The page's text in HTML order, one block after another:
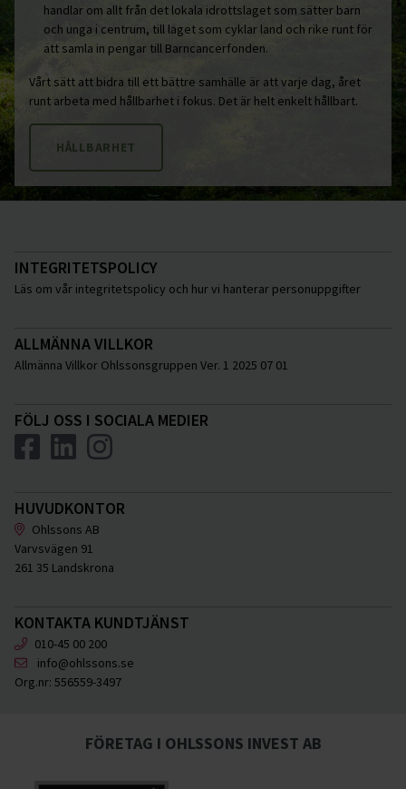
handlar om allt från det lokala idrottslaget som sätter barn
och unga i centrum, till laget som cyklar land och rike runt för
att samla in pengar till Barncancerfonden.
Vårt sätt att bidra till ett bättre samhälle är att varje dag, året
runt arbeta med hållbarhet i fokus. Det är helt enkelt hållbart.
HÅLLBARHET
INTEGRITETSPOLICY
Läs om vår integritetspolicy och hur vi hanterar personuppgifter
ALLMÄNNA VILLKOR
Allmänna Villkor Ohlssonsgruppen Ver. 1 2025 07 01
FÖLJ OSS I SOCIALA MEDIER
HUVUDKONTOR
Ohlssons AB
Varvsvägen 91
261 35 Landskrona
KONTAKTA KUNDTJÄNST
010-45 00 200
info@ohlssons.se
Org.nr: 556559-3497
FÖRETAG I OHLSSONS INVEST AB